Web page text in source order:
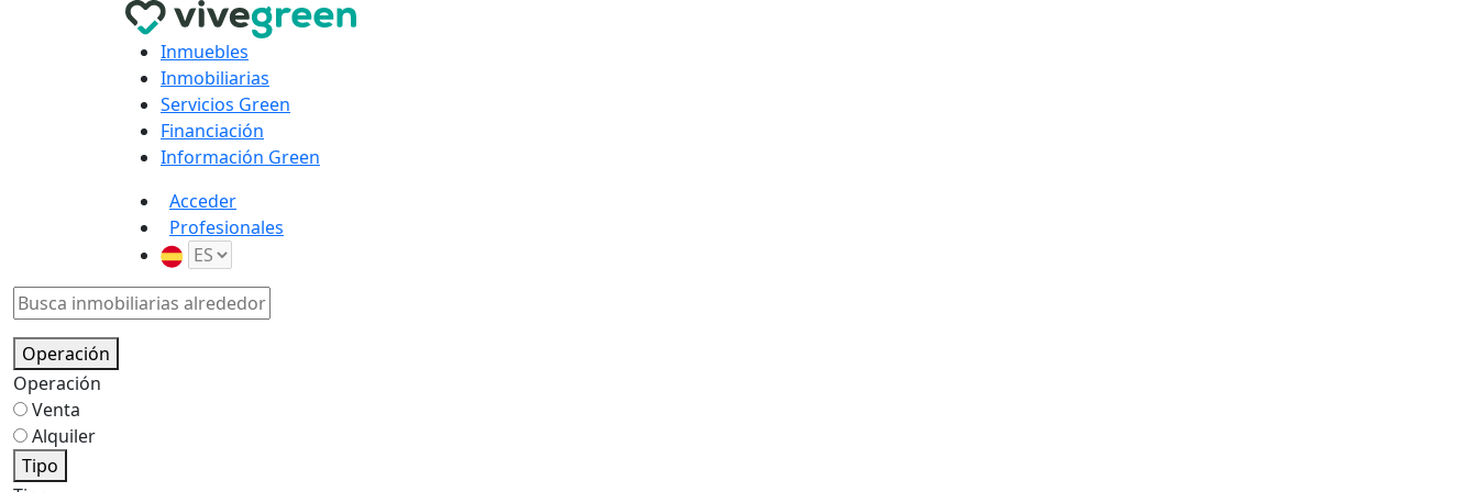
Inmuebles
Inmobiliarias
Servicios Green
Financiación
Información Green
Acceder
Profesionales
Operación
Operación
Venta
Alquiler
Tipo